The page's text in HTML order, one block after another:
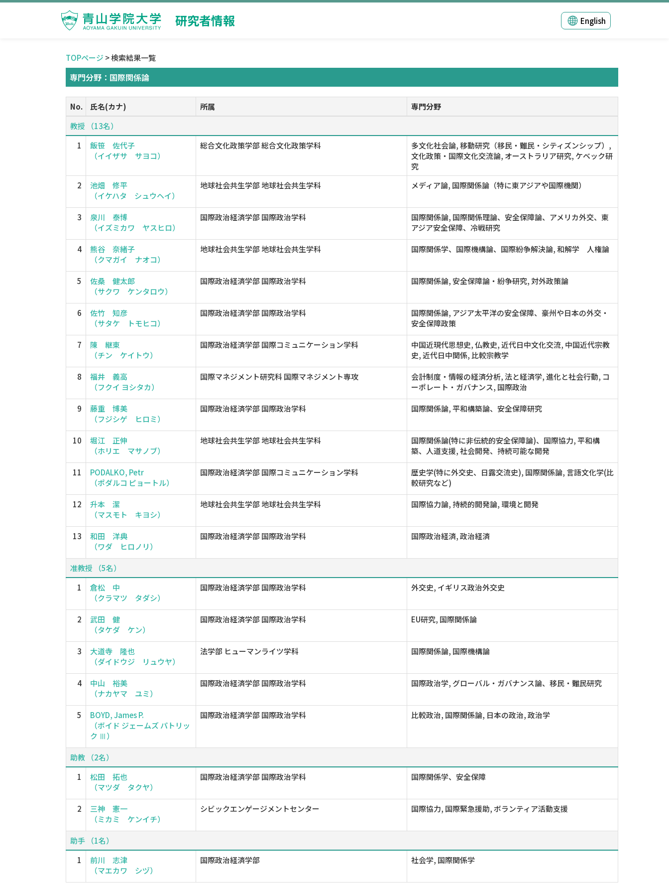
研究者情報 English
TOPページ > 検索結果一覧
専門分野：国際関係論
No. 氏名(カナ) 所属
専門分野
教授 （13名）
1
飯笹 佐代子
（イイザサ サヨコ）
総合文化政策学部 総合文化政策学科
多文化社会論, 移動研究（移民・難民・シティズンシップ）,
文化政策・国際文化交流論, オーストラリア研究, ケベック研
究
2
池畑 修平
（イケハタ シュウヘイ）
地球社会共生学部 地球社会共生学科 メディア論, 国際関係論（特に東アジアや国際機関）
3
泉川 泰博
（イズミカワ ヤスヒロ）
国際政治経済学部 国際政治学科
国際関係論, 国際関係理論、安全保障論、アメリカ外交、東
アジア安全保障、冷戦研究
4
熊谷 奈緒子
（クマガイ ナオコ）
地球社会共生学部 地球社会共生学科 国際関係学、国際機構論、国際紛争解決論, 和解学 人権論
5
佐桑 健太郎
（サクワ ケンタロウ）
国際政治経済学部 国際政治学科 国際関係論, 安全保障論・紛争研究, 対外政策論
6
佐竹 知彦
（サタケ トモヒコ）
国際政治経済学部 国際政治学科
国際関係論, アジア太平洋の安全保障、豪州や日本の外交・
安全保障政策
7
陳 継東
（チン ケイトウ）
国際政治経済学部 国際コミュニケーション学科
中国近現代思想史, 仏教史, 近代日中文化交流, 中国近代宗教
史, 近代日中関係, 比較宗教学
8
福井 義高
（フクイ ヨシタカ）
国際マネジメント研究科 国際マネジメント専攻
会計制度・情報の経済分析, 法と経済学, 進化と社会行動, コ
ーポレート・ガバナンス, 国際政治
9
藤重 博美
（フジシゲ ヒロミ）
国際政治経済学部 国際政治学科 国際関係論, 平和構築論、安全保障研究
10
堀江 正伸
（ホリエ マサノブ）
地球社会共生学部 地球社会共生学科
国際関係論(特に非伝統的安全保障論)、国際協力, 平和構
築、人道支援, 社会開発、持続可能な開発
11
PODALKO, Petr
（ポダルコ ピョートル）
国際政治経済学部 国際コミュニケーション学科
歴史学(特に外交史、日露交流史), 国際関係論, 言語文化学(比
較研究など)
12
升本 潔
（マスモト キヨシ）
地球社会共生学部 地球社会共生学科 国際協力論, 持続的開発論, 環境と開発
13
和田 洋典
（ワダ ヒロノリ）
国際政治経済学部 国際政治学科 国際政治経済, 政治経済
准教授 （5名）
1
倉松 中
（クラマツ タダシ）
国際政治経済学部 国際政治学科 外交史, イギリス政治外交史
2
武田 健
（タケダ ケン）
国際政治経済学部 国際政治学科 EU研究, 国際関係論
3
大道寺 隆也
（ダイドウジ リュウヤ）
法学部 ヒューマンライツ学科 国際関係論, 国際機構論
4
中山 裕美
（ナカヤマ ユミ）
国際政治経済学部 国際政治学科 国際政治学, グローバル・ガバナンス論、移民・難民研究
5
BOYD, James P.
（ボイド ジェームズ パトリッ
ク Ⅲ）
国際政治経済学部 国際政治学科 比較政治, 国際関係論, 日本の政治, 政治学
助教 （2名）
1
松田 拓也
（マツダ タクヤ）
国際政治経済学部 国際政治学科 国際関係学、安全保障
2
三神 憲一
（ミカミ ケンイチ）
シビックエンゲージメントセンター 国際協力, 国際緊急援助, ボランティア活動支援
助手 （1名）
1
前川 志津
（マエカワ シヅ）
国際政治経済学部 社会学, 国際関係学